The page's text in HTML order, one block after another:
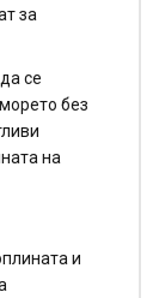
за
се
без
на
и